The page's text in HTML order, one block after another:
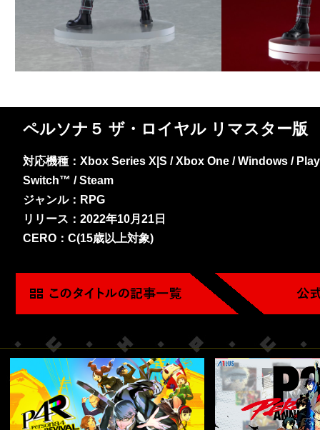
ペルソナ５ ザ・ロイヤル リマスター版
対応機種：Xbox Series X|S / Xbox One / Windows /
Switch™ / Steam
ジャンル：RPG
リリース：2022年10月21日
CERO：C(15歳以上対象)